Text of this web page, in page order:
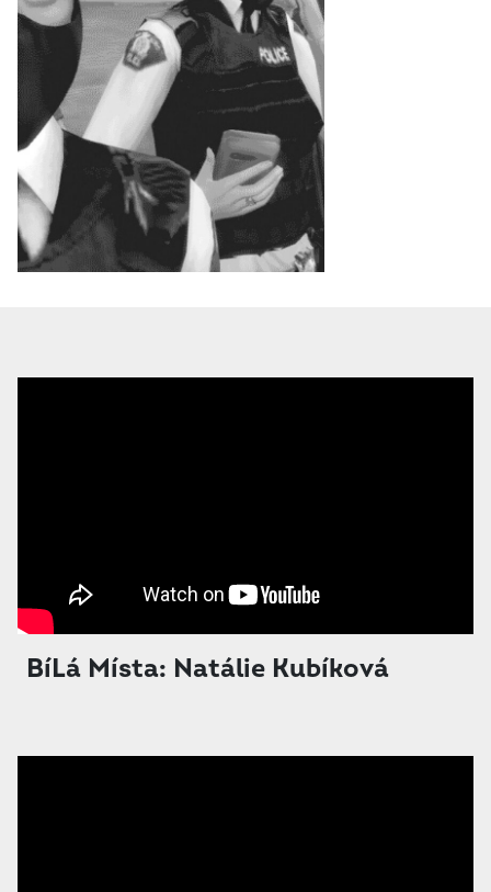
BíLá Místa: Natálie Kubíková